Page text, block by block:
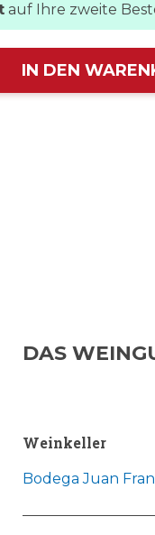
auf Ihre zweite
IN DEN
DAS
Weinkeller
Bodega Juan